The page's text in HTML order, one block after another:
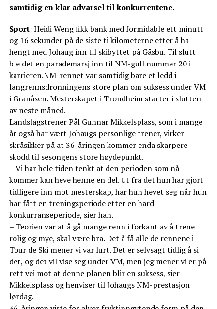
samtidig en klar advarsel til konkurrentene.
Sport: Heidi Weng fikk bank med formidable ett minutt
og 16 sekunder på de siste ti kilometerne etter å ha
hengt med Johaug inn til skibyttet på Gåsbu. Til slutt
ble det en parademarsj inn til NM-gull nummer 20 i
karrieren.NM-rennet var samtidig bare et ledd i
langrennsdronningens store plan om suksess under VM
i Granåsen. Mesterskapet i Trondheim starter i slutten
av neste måned.
Landslagstrener Pål Gunnar Mikkelsplass, som i mange
år også har vært Johaugs personlige trener, virker
skråsikker på at 36-åringen kommer enda skarpere
skodd til sesongens store høydepunkt.
– Vi har hele tiden tenkt at den perioden som nå
kommer kan heve henne en del. Ut fra det hun har gjort
tidligere inn mot mesterskap, har hun hevet seg når hun
har fått en treningsperiode etter en hard
konkurranseperiode, sier han.
– Teorien var at å gå mange renn i forkant av å trene
rolig og mye, skal være bra. Det å få alle de rennene i
Tour de Ski mener vi var lurt. Det er selvsagt tidlig å si
det, og det vil vise seg under VM, men jeg mener vi er på
rett vei mot at denne planen blir en suksess, sier
Mikkelsplass og henviser til Johaugs NM-prestasjon
lørdag.